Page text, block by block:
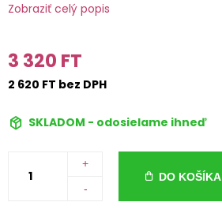
Zobraziť celý popis
3 320 FT
2 620 FT bez DPH
SKLADOM - odosielame ihneď
+
-
DO KOŠÍKA